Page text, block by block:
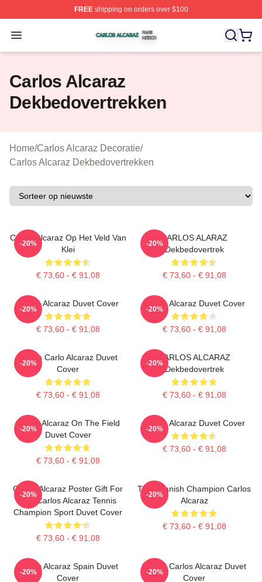
FREEshipping on orders over $100
Open menu
Carlos Alcaraz Shop ⚡️ Officially Licensed Carlos
Carlos Alcaraz
Dekbedovertrekken
Home/Carlos Alcaraz Decoratie/
Carlos Alcaraz Dekbedovertrekken
Carlos Alcaraz Op Het Veld Van
Klei
€ 73,60 - € 91,08
-20%
CARLOS ALARAZ
Dekbedovertrek
€ 73,60 - € 91,08
-20%
Carlos Alcaraz Duvet Cover
€ 73,60 - € 91,08
-20%
Carlos Alcaraz Duvet Cover
€ 73,60 - € 91,08
-20%
Tennis Carlo Alcaraz Duvet
Cover
€ 73,60 - € 91,08
-20%
CARLOS ALCARAZ
Dekbedovertrek
€ 73,60 - € 91,08
-20%
Carlos Alcaraz On The Field
Duvet Cover
€ 73,60 - € 91,08
-20%
Carlos Alcaraz Duvet Cover
€ 73,60 - € 91,08
-20%
Carlos Alcaraz Poster Gift For
Him Carlos Alcaraz Tennis
Champion Sport Duvet Cover
€ 73,60 - € 91,08
-20%
The Spanish Champion Carlos
Alcaraz
€ 73,60 - € 91,08
-20%
Carlos Alcaraz Spain Duvet
Cover
-20%
Tennis Carlos Alcaraz Duvet
Cover
-20%